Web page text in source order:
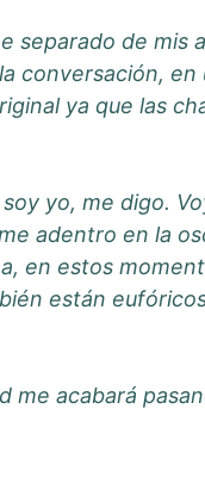
separado de mis
conversación,
ya que las
yo, me digo.
adentro en la
en estos
están
me acabará